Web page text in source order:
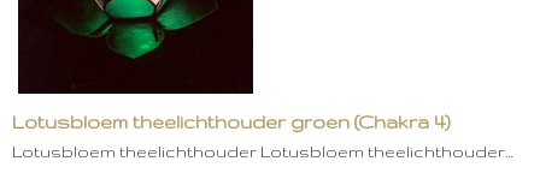
Lotusbloem theelichthouder groen (Chakra 4)
Lotusbloem theelichthouder Lotusbloem theelichthouder…